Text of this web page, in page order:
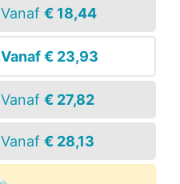
Vanaf € 18,44
Vanaf€ 23,93
Vanaf € 27,82
Vanaf € 28,13